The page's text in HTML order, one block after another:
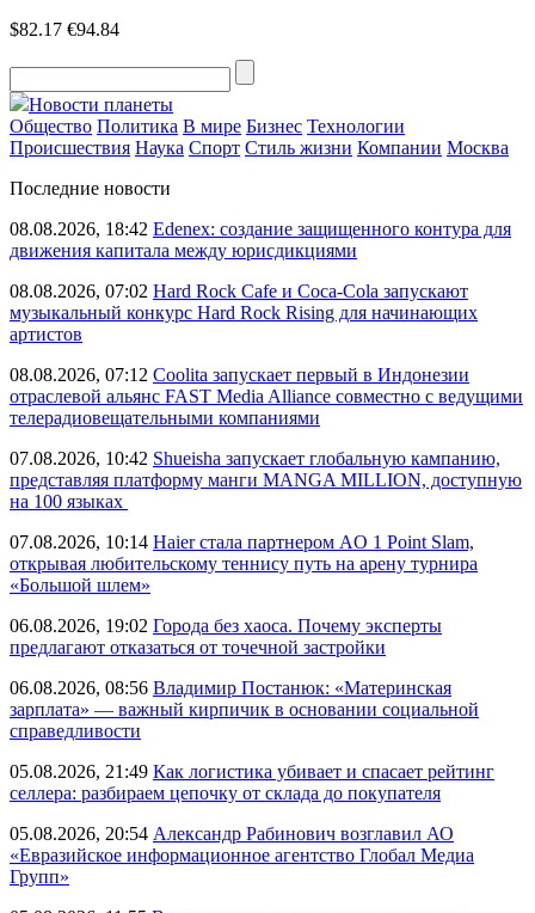
$82.17 €94.84
Новости планеты
Общество Политика В мире Бизнес Технологии
Происшествия Наука Спорт Стиль жизни Компании Москва
Последние новости
08.08.2026, 18:42 Edenex: создание защищенного контура для
движения капитала между юрисдикциями
08.08.2026, 07:02 Hard Rock Cafe и Coca-Cola запускают
музыкальный конкурс Hard Rock Rising для начинающих
артистов
08.08.2026, 07:12 Coolita запускает первый в Индонезии
отраслевой альянс FAST Media Alliance совместно с ведущими
телерадиовещательными компаниями
07.08.2026, 10:42 Shueisha запускает глобальную кампанию,
представляя платформу манги MANGA MILLION, доступную
на 100 языках
07.08.2026, 10:14 Haier стала партнером AO 1 Point Slam,
открывая любительскому теннису путь на арену турнира
«Большой шлем»
06.08.2026, 19:02 Города без хаоса. Почему эксперты
предлагают отказаться от точечной застройки
06.08.2026, 08:56 Владимир Постанюк: «Материнская
зарплата» — важный кирпичик в основании социальной
справедливости
05.08.2026, 21:49 Как логистика убивает и спасает рейтинг
селлера: разбираем цепочку от склада до покупателя
05.08.2026, 20:54 Александр Рабинович возглавил АО
«Евразийское информационное агентство Глобал Медиа
Групп»